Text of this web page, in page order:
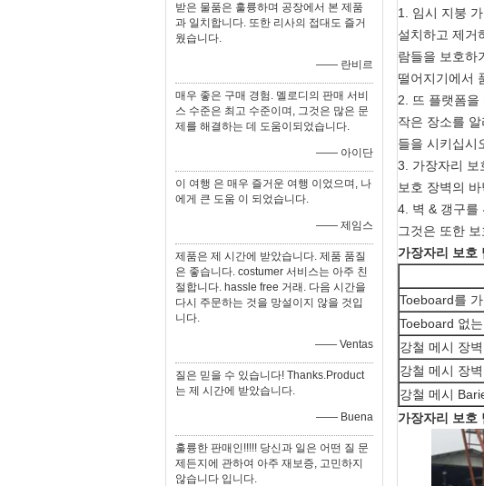
받은 물품은 훌륭하며 공장에서 본 제품
과 일치합니다. 또한 리사의 접대도 즐거
웠습니다.
—— 란비르
매우 좋은 구매 경험. 멜로디의 판매 서비
스 수준은 최고 수준이며, 그것은 많은 문
제를 해결하는 데 도움이되었습니다.
—— 아이단
이 여행 은 매우 즐거운 여행 이었으며, 나
에게 큰 도움 이 되었습니다.
—— 제임스
제품은 제 시간에 받았습니다. 제품 품질
은 좋습니다. costumer 서비스는 아주 친
절합니다. hassle free 거래. 다음 시간을
다시 주문하는 것을 망설이지 않을 것입
니다.
—— Ventas
질은 믿을 수 있습니다! Thanks.Product
는 제 시간에 받았습니다.
—— Buena
훌륭한 판매인!!!!! 당신과 일은 어떤 질 문
제든지에 관하여 아주 재보증, 고민하지
않습니다 입니다.
1. 임시 지붕
설치하고 제거
람들을 보호하
떨어지기에서
2.
뜨 플랫폼
작은 장소를
들을 시키십시
3. 가장자리 보
보호 장벽의 바
4. 벽 & 갱구를
그것은 또한
가장자리 보호
Toeboard를
Toeboard 없
강철 메시 장
강철 메시 장
강철 메시
가장자리 보